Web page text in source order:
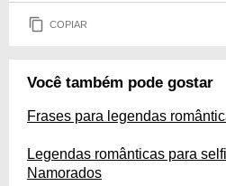
COPIAR
Você também pode gostar
Frases para legendas
Legendas românticas para
Namorados